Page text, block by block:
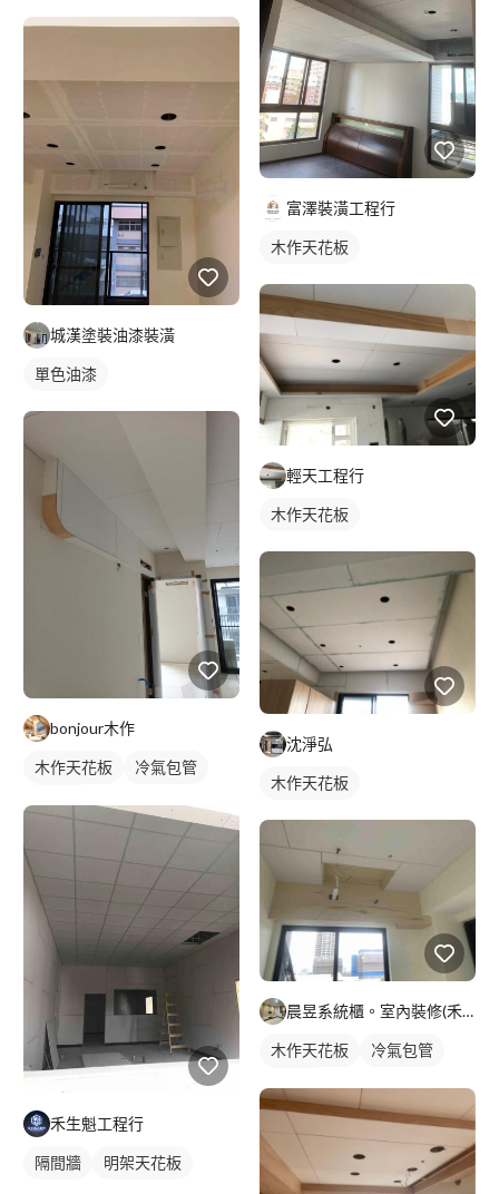
城漢塗裝油漆裝潢
單色油漆
bonjour木作
木作天花板
冷氣包管
冷氣盒
禾生魁工程行
隔間牆 明架天花板
富澤裝潢工程行
木作天花板
輕天工程行
木作天花板
沈淨弘
木作天花板
晨昱系統櫃。室內裝修(禾旭）
木作天花板
冷氣包管